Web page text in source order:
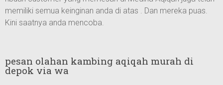
memiliki semua keinginan anda di atas . Dan mereka puas.
Kini saatnya anda mencoba.
pesan olahan kambing aqiqah murah di
depok via wa